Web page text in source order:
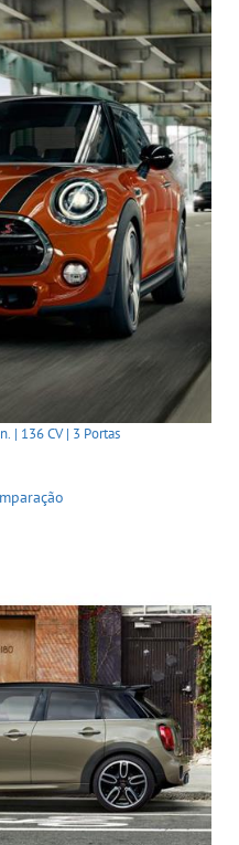
| 136 CV | 3 Portas